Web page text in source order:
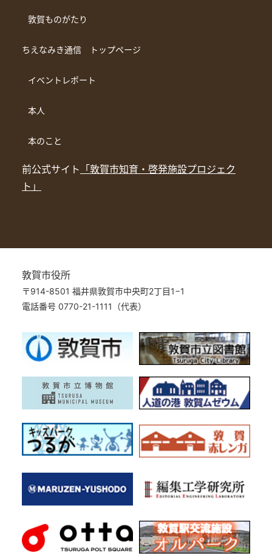
敦賀ものがたり
ちえなみき通信 トップページ
イベントレポート
本人
本のこと
前公式サイト 「敦賀市知育・啓発施設プロジェク
ト」
敦賀市役所
〒914-8501 福井県敦賀市中央町2丁目1−1
電話番号 0770-21-1111（代表）